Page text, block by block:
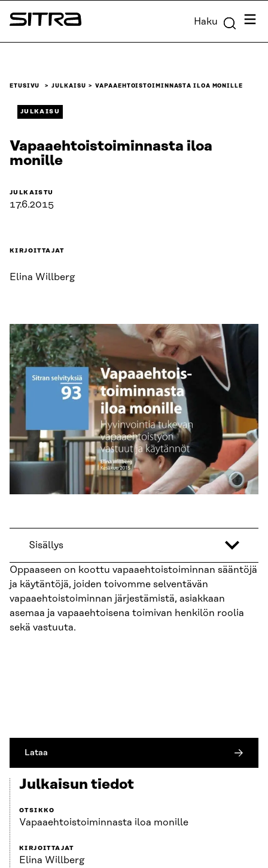
Siirry
suoraan
Sitra Haku
ETUSIVU JULKAISU VAPAAEHTOISTOIMINNASTA ILOA MONILLE
JULKAISU
Vapaaehtoistoiminnasta iloa
monille
JULKAISTU
17.6.2015
KIRJOITTAJAT
Elina Willberg
Sisällys
Oppaaseen on koottu vapaaehtoistoiminnan sääntöjä
ja käytäntöjä, joiden toivomme selventävän
vapaaehtoistoiminnan järjestämistä, asiakkaan
asemaa ja vapaaehtoisena toimivan henkilön roolia
sekä vastuuta.
Lataa
Julkaisun tiedot
OTSIKKO
Vapaaehtoistoiminnasta iloa monille
KIRJOITTAJAT
Elina Willberg